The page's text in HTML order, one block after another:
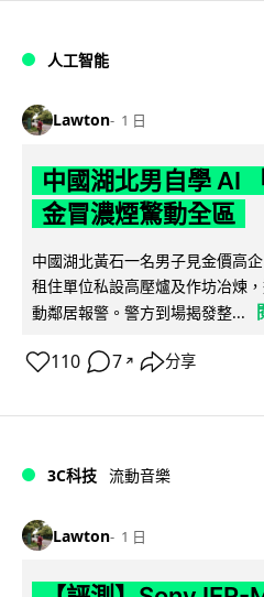
人工智能
Lawton 1 日
中國湖北男自學 AI
金冒濃煙驚動全區
中國湖北黃石一名男子見金價高
租住單位私設高壓爐及作坊冶煉
動鄰居報警。警方到場揭發整...
110 7 ↗ 分享
3C科技 流動音樂
Lawton 1 日